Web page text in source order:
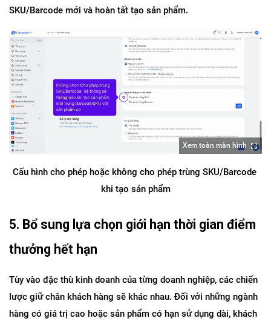
SKU/Barcode mới và hoàn tất tạo sản phẩm.
Xem toàn màn hình
Cấu hình cho phép hoặc không cho phép trùng SKU/Barcode
khi tạo sản phẩm
5. Bổ sung lựa chọn giới hạn thời gian điểm
thưởng hết hạn
Tùy vào đặc thù kinh doanh của từng doanh nghiệp, các chiến
lược giữ chân khách hàng sẽ khác nhau. Đối với những ngành
hàng có giá trị cao hoặc sản phẩm có hạn sử dụng dài, khách